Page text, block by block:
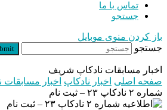
تماس با ما
جستجو
باز کردن منوی موبایل
جستجو
اخبار مسابقات نادکاپ شریف
صفحه اصلی اخبار نادکاپ اخبار
شماره ۲ نادکاپ ۲۳ – ثبت نام